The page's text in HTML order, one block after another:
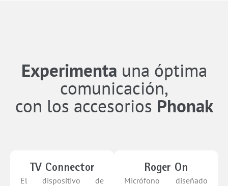
Experimenta una óptima
comunicación,
con los accesorios Phonak
TV Connector
El dispositivo de
Roger On
Micrófono diseñado